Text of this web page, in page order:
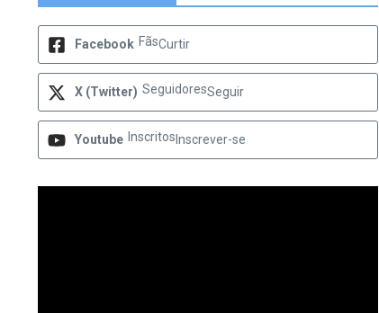
Facebook FãsCurtir
X (Twitter) SeguidoresSeguir
Youtube Inscritos Inscrever-se